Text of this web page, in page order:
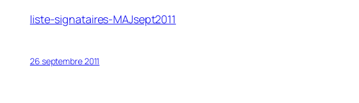
liste-signataires-MAJsept2011
26 septembre 2011